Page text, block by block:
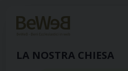
LA NOSTRA CHIESA